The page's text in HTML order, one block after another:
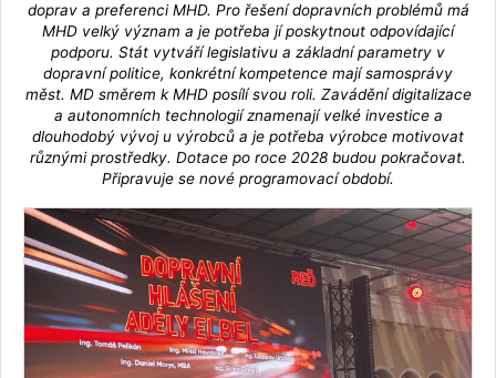
doprav a preferenci MHD. Pro řešení dopravních problémů má
MHD velký význam a je potřeba jí poskytnout odpovídající
podporu. Stát vytváří legislativu a základní parametry v
dopravní politice, konkrétní kompetence mají samosprávy
měst. MD směrem k MHD posílí svou roli. Zavádění digitalizace
a autonomních technologií znamenají velké investice a
dlouhodobý vývoj u výrobců a je potřeba výrobce motivovat
různými prostředky. Dotace po roce 2028 budou pokračovat.
Připravuje se nové programovací období.